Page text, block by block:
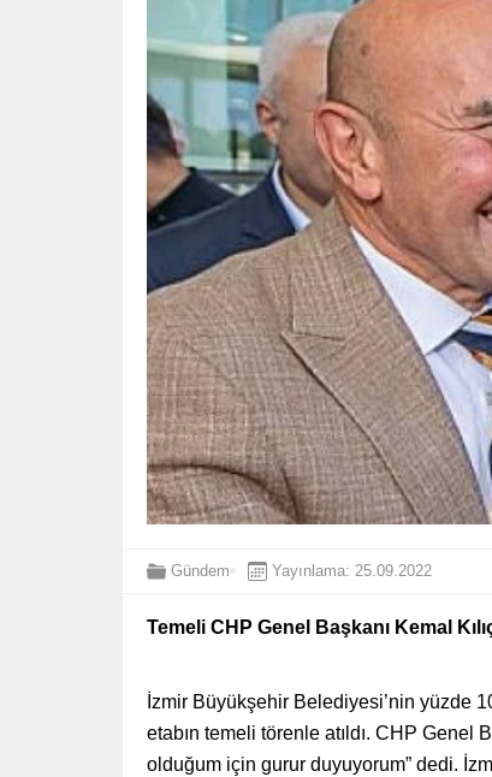
Gündem Yayınlama: 25.09.2022
Temeli CHP Genel Başkanı Kemal
İzmir Büyükşehir Belediyesi’nin yüzde
etabın temeli törenle atıldı. CHP Genel
olduğum için gurur duyuyorum” dedi.